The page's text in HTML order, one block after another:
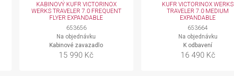
KABINOVÝ KUFR VICTORINOX
WERKS TRAVELER 7.0 FREQUENT
FLYER EXPANDABLE
653656
Na objednávku
Kabinové zavazadlo
15 990 Kč
KUFR VICTORINOX WERKS
TRAVELER 7.0 MEDIUM
EXPANDABLE
653664
Na objednávku
K odbavení
16 490 Kč